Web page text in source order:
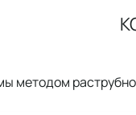
методом